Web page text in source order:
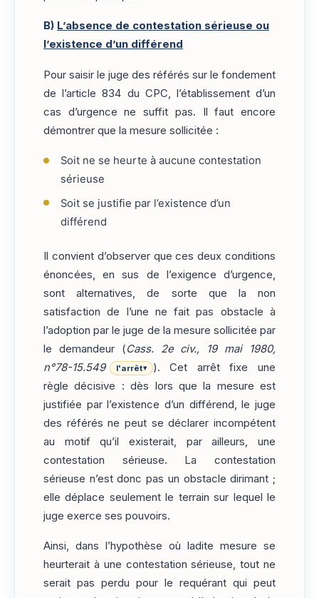
B) L’absence de contestation sérieuse ou
l’existence d’un différend
Pour saisir le juge des référés sur le fondement
de l’article 834 du CPC, l’établissement d’un
cas d’urgence ne suffit pas. Il faut encore
démontrer que la mesure sollicitée :
Soit ne se heurte à aucune contestation
sérieuse
Soit se justifie par l’existence d’un
différend
Il convient d’observer que ces deux conditions
énoncées, en sus de l’exigence d’urgence,
sont alternatives, de sorte que la non
satisfaction de l’une ne fait pas obstacle à
l’adoption par le juge de la mesure sollicitée par
le demandeur (Cass. 2e civ., 19 mai 1980,
n°78-15.549
l'arrêt▾
). Cet arrêt fixe une
règle décisive : dès lors que la mesure est
justifiée par l’existence d’un différend, le juge
des référés ne peut se déclarer incompétent
au motif qu’il existerait, par ailleurs, une
contestation sérieuse. La contestation
sérieuse n’est donc pas un obstacle dirimant ;
elle déplace seulement le terrain sur lequel le
juge exerce ses pouvoirs.
Ainsi, dans l’hypothèse où ladite mesure se
heurterait à une contestation sérieuse, tout ne
serait pas perdu pour le requérant qui peut